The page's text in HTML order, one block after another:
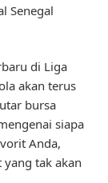
Senegal
di Liga
akan terus
bursa
siapa
Anda,
tak akan